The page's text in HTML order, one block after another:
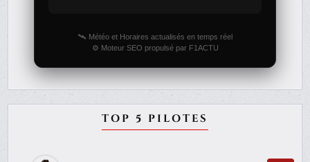
🛰️ Météo et Horaires actualisés en temps réel
⚙️ Moteur SEO propulsé par F1ACTU
TOP 5 PILOTES